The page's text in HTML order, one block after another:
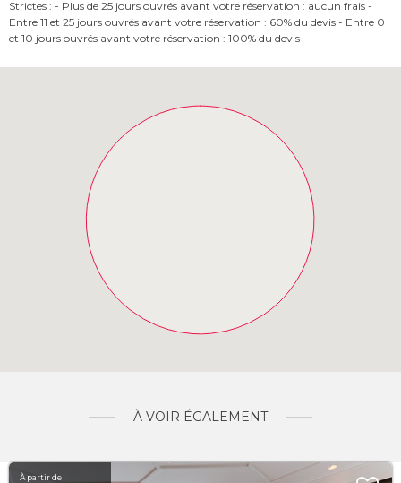
Strictes : - Plus de 25 jours ouvrés avant votre réservation : aucun frais -
Entre 11 et 25 jours ouvrés avant votre réservation : 60% du devis - Entre 0
et 10 jours ouvrés avant votre réservation : 100% du devis
À VOIR ÉGALEMENT
À partir de